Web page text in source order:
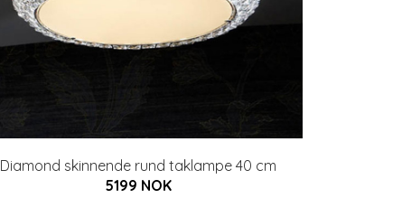
Diamond skinnende rund taklampe 40 cm
5199 NOK